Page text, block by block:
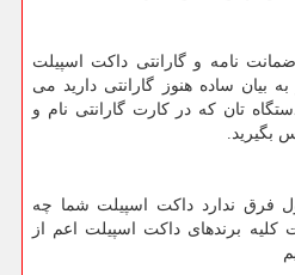
نامه و گارانتی داکت اسپیلت
ساده هنوز گارانتی دارید می
تان که در کارت گارانتی نام و
فرق ندارد داکت اسپیلت شما چه
کلیه برندهای داکت اسپیلت اعم از